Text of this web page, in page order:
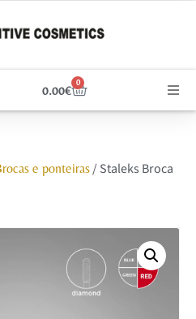
0.00€
0
e ponteiras/ Staleks Broca